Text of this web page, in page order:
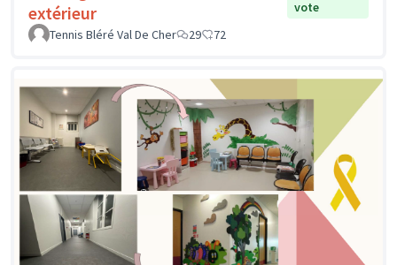
extérieur
vote
Tennis Bléré Val De Cher
29 72